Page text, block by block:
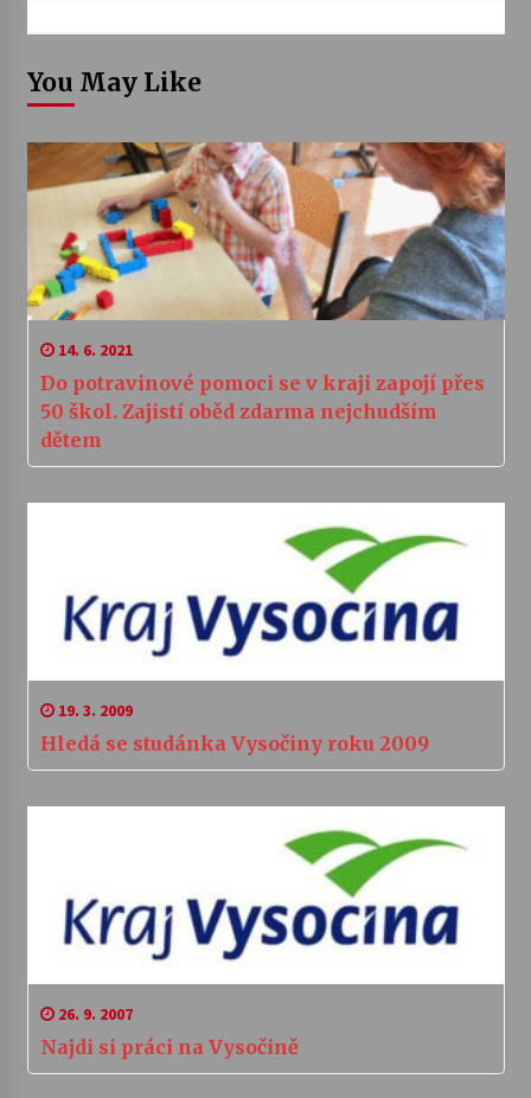
You May Like
14. 6. 2021
Do potravinové pomoci se v kraji zapojí přes
50 škol. Zajistí oběd zdarma nejchudším
dětem
19. 3. 2009
Hledá se studánka Vysočiny roku 2009
26. 9. 2007
Najdi si práci na Vysočině